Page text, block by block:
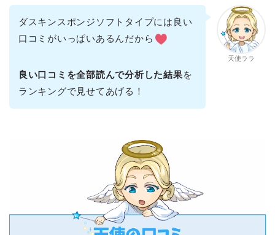
天使ララ
ダスキンスポンジソフトタイプには良い
口コミがいっぱいあるんだから
良い口コミを全部読んで分析した結果を
ランキングで見せてあげる！